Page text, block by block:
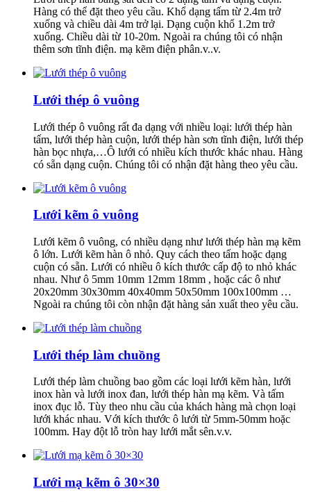
Hàng có thể đặt theo yêu cầu. Khổ dạng tấm từ 2.4m trở
xuống và chiều dài 4m trở lại. Dạng cuộn khổ 1.2m trở
xuống. Chiều dài từ 10-20m. Ngoài ra chúng tôi có nhận
thêm sơn tĩnh điện. mạ kẽm điện phân.v..v.
Lưới thép ô vuông
Lưới thép ô vuông rất đa dạng với nhiều loại: lưới thép hàn
tấm, lưới thép hàn cuộn, lưới thép hàn sơn tĩnh điện, lưới thép
hàn bọc nhựa,…Ô lưới có nhiều kích thước khác nhau. Hàng
có sẵn dạng cuộn. Chúng tôi có nhận đặt hàng theo yêu cầu.
Lưới kẽm ô vuông
Lưới kẽm ô vuông, có nhiều dạng như lưới thép hàn mạ kẽm
ô lớn. Lưới kẽm hàn ô nhỏ. Quy cách theo tấm hoặc dạng
cuộn có sẵn. Lưới có nhiều ô kích thước cấp độ to nhỏ khác
nhau. Như ô 5mm 10mm 12mm 18mm , hoặc các ô như
20x20mm 30x30mm 40x40mm 50x50mm 100x100mm …
Ngoài ra chúng tôi còn nhận đặt hàng sản xuất theo yêu cầu.
Lưới thép làm chuồng
Lưới thép làm chuồng bao gồm các loại lưới kẽm hàn, lưới
inox hàn và lưới inox đan, lưới thép hàn mạ kẽm. Và tấm
inox đục lỗ. Tùy theo nhu cầu của khách hàng mà chọn loại
lưới khác nhau. Với kích thước ô lưới từ 5mm-50mm hoặc
100mm. Hay đột lỗ tròn hay lưới mắt sên.v.v.
Lưới mạ kẽm ô 30×30